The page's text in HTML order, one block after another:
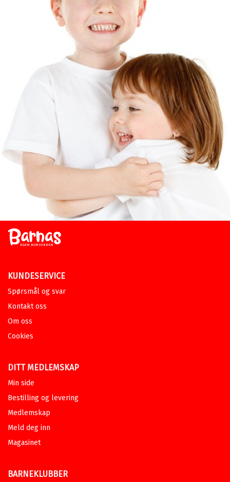
KUNDESERVICE
Spørsmål og svar
Kontakt oss
Om oss
Cookies
DITT MEDLEMSKAP
Min side
Bestilling og levering
Medlemskap
Meld deg inn
Magasinet
BARNEKLUBBER